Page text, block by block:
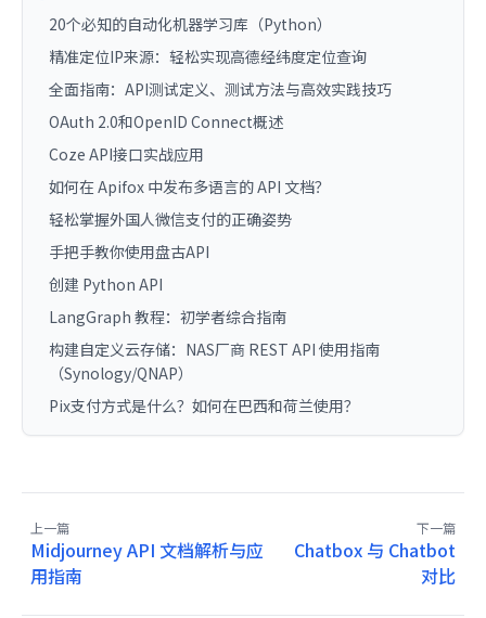
20个必知的自动化机器学习库（Python）
精准定位IP来源：轻松实现高德经纬度定位查询
全面指南：API测试定义、测试方法与高效实践技巧
OAuth 2.0和OpenID Connect概述
Coze API接口实战应用
如何在 Apifox 中发布多语言的 API 文档？
轻松掌握外国人微信支付的正确姿势
手把手教你使用盘古API
创建 Python API
LangGraph 教程：初学者综合指南
构建自定义云存储：NAS厂商 REST API 使用指南
（Synology/QNAP）
Pix支付方式是什么？如何在巴西和荷兰使用？
上一篇
Midjourney API 文档解析与应
用指南
下一篇
Chatbox 与 Chatbot
对比